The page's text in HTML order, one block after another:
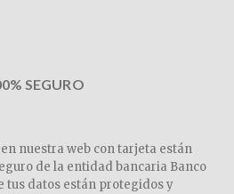
SEGURO
nuestra web con tarjeta están
de la entidad bancaria Banco
tus datos están protegidos y